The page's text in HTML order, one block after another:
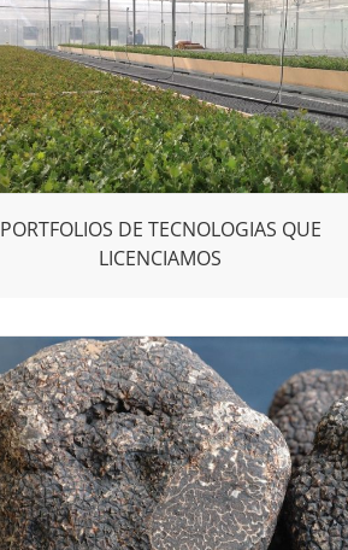
PORTFOLIOS DE TECNOLOGIAS QUE
LICENCIAMOS